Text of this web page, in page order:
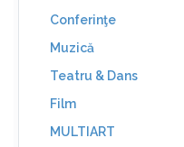
Conferinţe
Muzică
Teatru & Dans
Film
MULTIART